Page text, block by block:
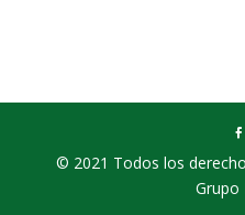
© 2021 Todos los
Grupo